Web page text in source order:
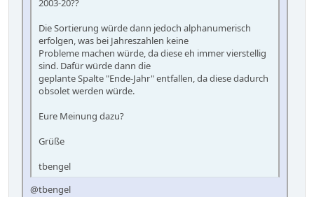
2003-20??
Die Sortierung würde dann jedoch alphanumerisch
erfolgen, was bei Jahreszahlen keine
Probleme machen würde, da diese eh immer vierstellig
sind. Dafür würde dann die
geplante Spalte "Ende-Jahr" entfallen, da diese dadurch
obsolet werden würde.
Eure Meinung dazu?
Grüße
tbengel
@tbengel